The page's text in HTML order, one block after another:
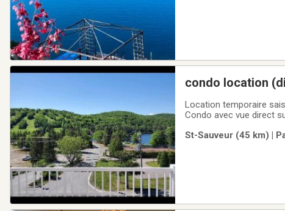
condo location
Location temporaire saison
Condo avec vue direct sur la pente
nonProximité du
St-Sauveur (45 km) |